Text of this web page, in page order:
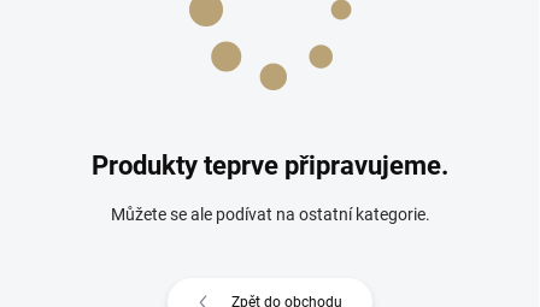
Produkty teprve připravujeme.
Můžete se ale podívat na ostatní kategorie.
Zpět do obchodu